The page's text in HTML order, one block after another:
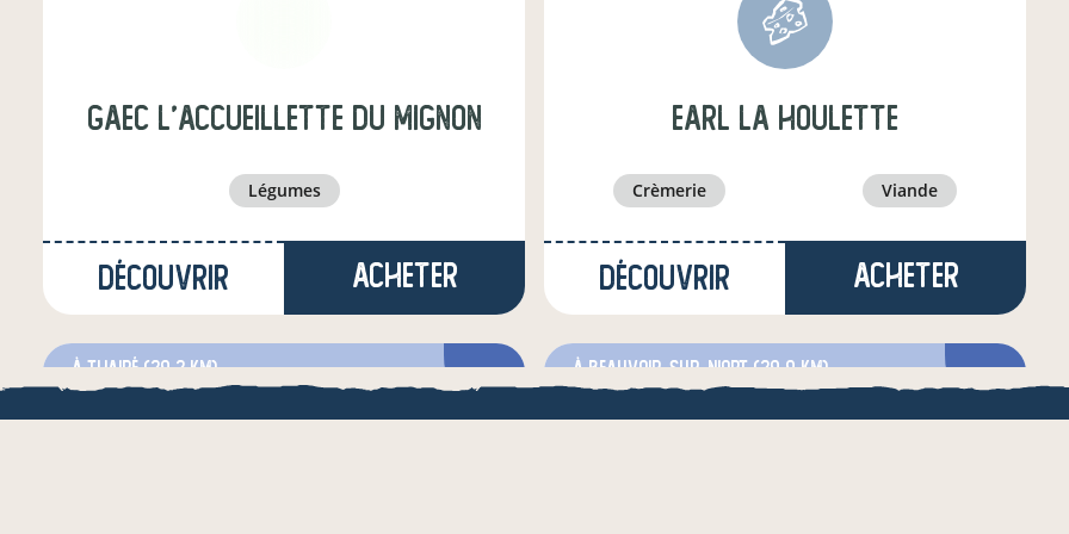
gaec l'accueillette du mignon
légumes
Découvrir Acheter
earl la houlette
crèmerie viande
Découvrir Acheter
à Thairé(29,2 km) à Beauvoir-sur-Niort(29,9 km)